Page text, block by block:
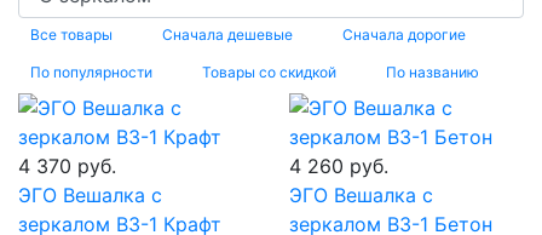
Все товары Сначала дешевые Сначала дорогие
По популярности Товары со скидкой По названию
4 370 руб.
ЭГО Вешалка с
зеркалом ВЗ-1 Крафт
4 260 руб.
ЭГО Вешалка с
зеркалом ВЗ-1 Бетон